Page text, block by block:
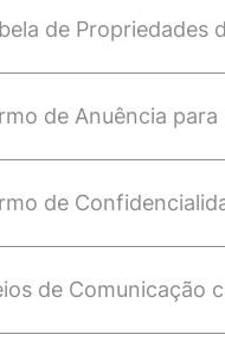
de Propriedades
de Anuência para
de
de Comunicação